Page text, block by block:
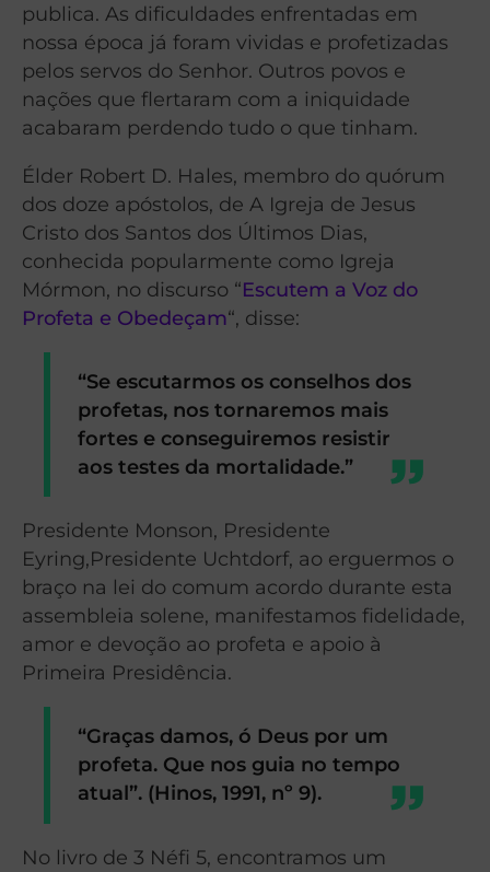
publica. As dificuldades enfrentadas em
nossa época já foram vividas e profetizadas
pelos servos do Senhor. Outros povos e
nações que flertaram com a iniquidade
acabaram perdendo tudo o que tinham.
Élder Robert D. Hales, membro do quórum
dos doze apóstolos, de A Igreja de Jesus
Cristo dos Santos dos Últimos Dias,
conhecida popularmente como Igreja
Mórmon, no discurso “Escutem a Voz do
Profeta e Obedeçam“, disse:
“Se escutarmos os conselhos dos
profetas, nos tornaremos mais
fortes e conseguiremos resistir
aos testes da mortalidade.”
Presidente Monson, Presidente
Eyring,Presidente Uchtdorf, ao erguermos o
braço na lei do comum acordo durante esta
assembleia solene, manifestamos fidelidade,
amor e devoção ao profeta e apoio à
Primeira Presidência.
“Graças damos, ó Deus por um
profeta. Que nos guia no tempo
atual”. (Hinos, 1991, nº 9).
No livro de 3 Néfi 5, encontramos um